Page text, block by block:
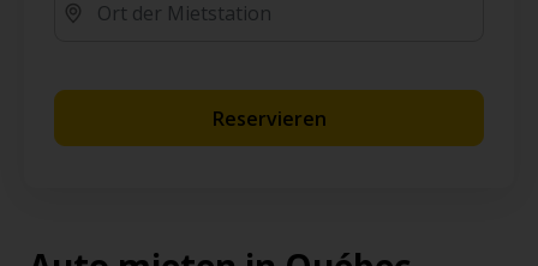
Reservieren